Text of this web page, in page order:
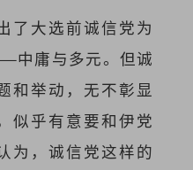
了大选前诚信党为
中庸与多元。但诚
和举动，无不彰显
似乎有意要和伊党
为，诚信党这样的